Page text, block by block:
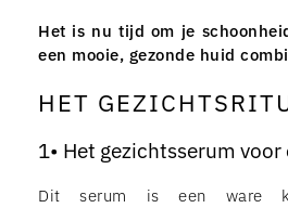
Het is nu tijd om je
een mooie, gezonde huid
HET
1• Het gezichtsserum
Dit serum is een ware